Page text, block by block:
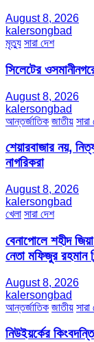
August 8, 2026
kalersongbad
মৃত্যু সারা দেশ
সিলেটের
August 8, 2026
kalersongbad
আন্তর্জাতিক জাতীয়
শেয়ারবাজার নয়,
নাগরিকরা
August 8, 2026
kalersongbad
খেলা সারা দেশ
বেনাপোলে শহীদ
নেতা মফিজুর রহমান
August 8, 2026
kalersongbad
আন্তর্জাতিক জাতীয়
নিউইয়র্কের